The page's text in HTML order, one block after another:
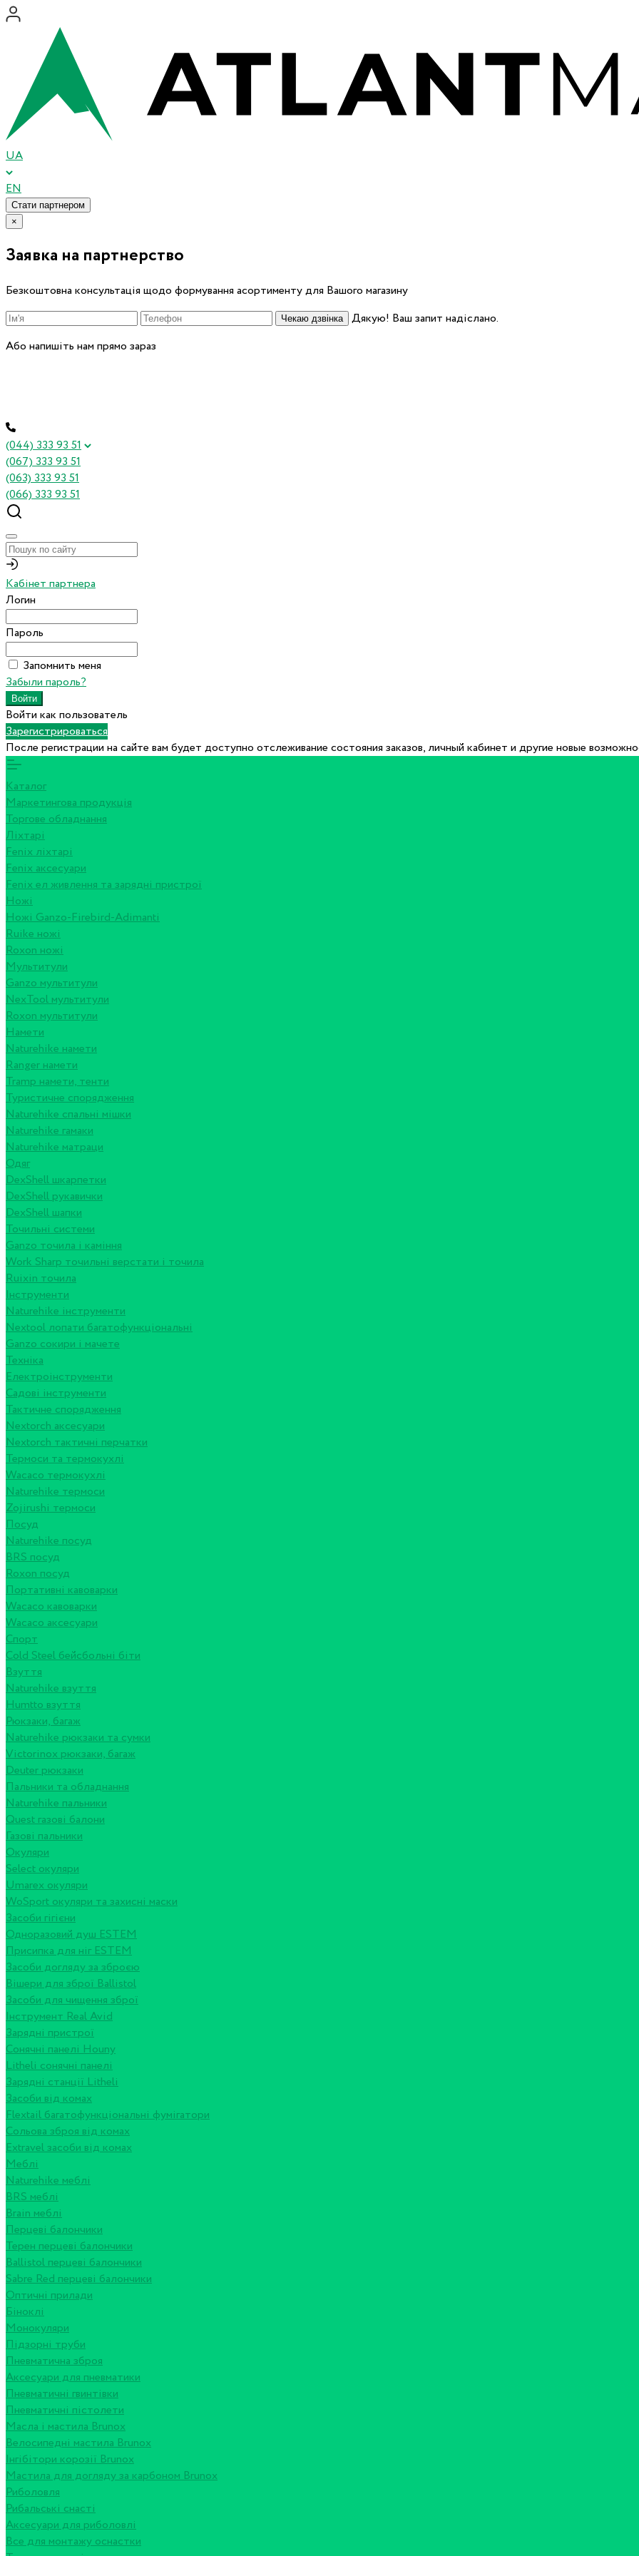
UA
EN
Стати партнером
×
Заявка на партнерство
Безкоштовна консультація щодо формування асортименту для Вашого магазину
Чекаю дзвінка
Дякую! Ваш запит надіслано.
Або напишіть нам прямо зараз
(044) 333 93 51
(067) 333 93 51
(063) 333 93 51
(066) 333 93 51
Кабінет партнера
Логин
Пароль
Запомнить меня
Забыли пароль?
Войти как пользователь
Зарегистрироваться
После регистрации на сайте вам будет доступно отслеживание состояния заказов, личный кабинет и другие новые
Каталог
Маркетингова продукція
Торгове обладнання
Ліхтарі
Fenix ліхтарі
Fenix аксесуари
Fenix ел живлення та зарядні пристрої
Ножі
Ножі Ganzo-Firebird-Adimanti
Ruike ножі
Roxon ножi
Мультитули
Ganzo мультитули
NexTool мультитули
Roxon мультитули
Намети
Naturehike намети
Ranger намети
Tramp намети, тенти
Туристичне спорядження
Naturehike спальні мішки
Naturehike гамаки
Naturehike матраци
Одяг
DexShell шкарпетки
DexShell рукавички
DexShell шапки
Точильні системи
Ganzo точила і каміння
Work Sharp точильні верстати і точила
Ruixin точила
Інструменти
Naturehike інструменти
Nextool лопати багатофункціональні
Ganzo сокири і мачете
Техніка
Електроінструменти
Садові інструменти
Тактичне спорядження
Nextorch аксесуари
Nextorch тактичні перчатки
Термоси та термокухлі
Wacaco термокухлі
Naturehike термоси
Zojirushi термоси
Посуд
Naturehike посуд
BRS посуд
Roxon посуд
Портативні кавоварки
Wacaco кавоварки
Wacaco аксесуари
Спорт
Cold Steel бейсбольні біти
Взуття
Naturehike взуття
Humtto взуття
Рюкзаки, багаж
Naturehike рюкзаки та сумки
Victorinox рюкзаки, багаж
Deuter рюкзаки
Пальники та обладнання
Naturehike пальники
Quest газові балони
Газові пальники
Окуляри
Select окуляри
Umarex окуляри
WoSport окуляри та захисні маски
Засоби гігієни
Одноразовий душ ESTEM
Присипка для ніг ESTEM
Засоби догляду за зброєю
Вішери для зброї Ballistol
Засоби для чищення зброї
Інструмент Real Avid
Зарядні пристрої
Сонячні панелі Houny
Litheli сонячні панелі
Зарядні станції Litheli
Засоби від комах
Flextail багатофункціональні фумігатори
Сольова зброя від комах
Extravel засоби від комах
Меблі
Naturehike меблі
BRS меблі
Brain меблі
Перцеві балончики
Терен перцеві балончики
Ballistol перцеві балончики
Sabre Red перцеві балончики
Оптичні прилади
Біноклі
Монокуляри
Підзорні труби
Пневматична зброя
Аксесуари для пневматики
Пневматичні гвинтівки
Пневматичні пістолети
Масла і мастила Brunox
Велосипедні мастила Brunox
Інгібітори корозії Brunox
Мастила для догляду за карбоном Brunox
Риболовля
Рибальські снасті
Аксесуари для риболовлі
Все для монтажу оснастки